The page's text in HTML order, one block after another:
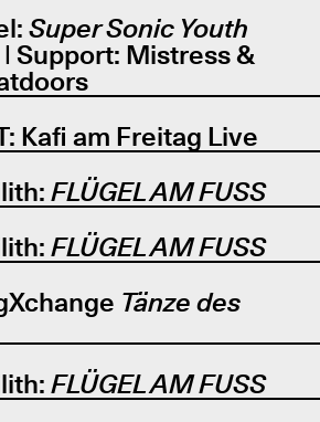
Super Sonic Youth
Support: Mistress &
Kafi am Freitag Live
FLÜGEL AM FUSS
FLÜGEL AM FUSS
Tänze des
FLÜGEL AM FUSS